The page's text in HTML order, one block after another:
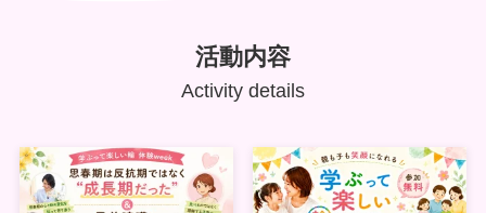
活動内容
Activity details